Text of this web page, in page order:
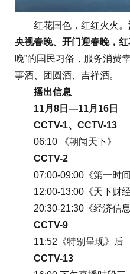
红花国色，红红火火。
央视春晚、开门迎春晚，
晚”的国民习俗，服务消费
事酒、团圆酒、吉祥酒。
播出信息
11月8日—11月16日
CCTV-1、CCTV-13
06:10 《朝闻天下》
CCTV-2
07:00-09:00《第一时间
12:00-13:00《天下财经
20:30-21:30《经济信息
CCTV-9
11:52《特别呈现》后
CCTV-13